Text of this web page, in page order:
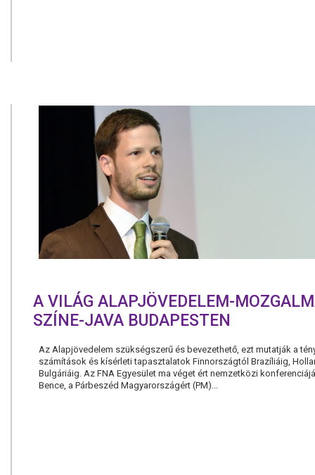
A VILÁG ALAPJÖVEDELEM-
SZÍNE-JAVA BUDAPESTEN
Az Alapjövedelem szükségszerű és bevezethető, ezt mutatják a
számítások és kísérleti tapasztalatok Finnországtól Brazíliáig,
Bulgáriáig. Az FNA Egyesület ma véget ért nemzetközi
Bence, a Párbeszéd Magyarországért (PM)...